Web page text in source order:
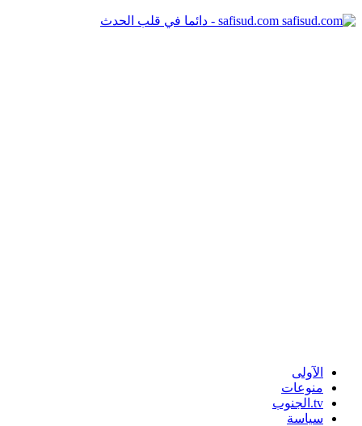
safisud.com - دائما في قلب الحدث
الآولى
منوعات
tv.الجنوب
سياسة